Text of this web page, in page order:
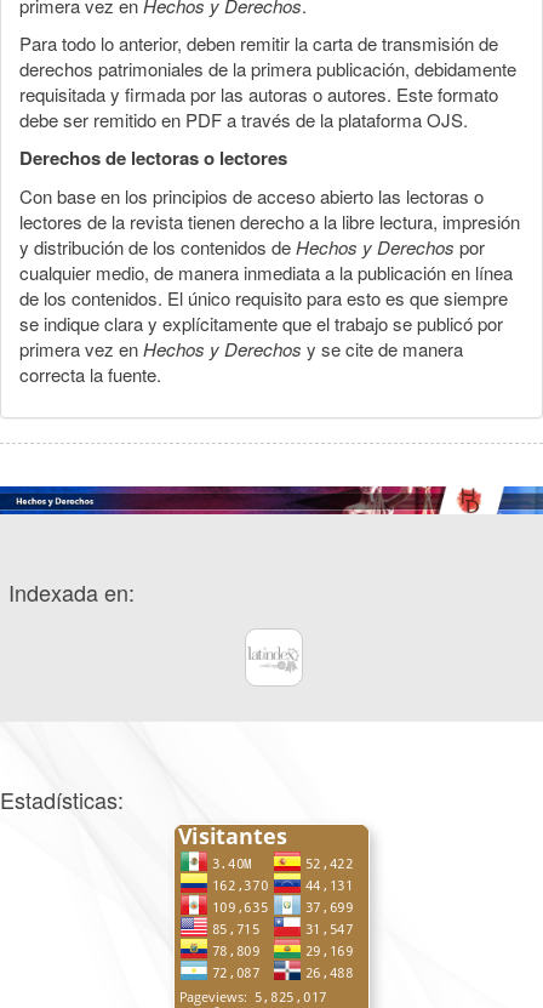
primera vez enHechos y Derechos.
Para todo lo anterior, deben remitir la carta de transmisión de
derechos patrimoniales de la primera publicación, debidamente
requisitada y firmada por las autoras o autores. Este formato
debe ser remitido en PDF a través de la plataforma OJS.
Derechos de lectoras o lectores
Con base en los principios de acceso abierto las lectoras o
lectores de la revista tienen derecho a la libre lectura, impresión
y distribución de los contenidos deHechos y Derechos por
cualquier medio, de manera inmediata a la publicación en línea
de los contenidos. El único requisito para esto es que siempre
se indique clara y explícitamente que el trabajo se publicó por
primera vez enHechos y Derechos y se cite de manera
correcta la fuente.
Indexada en:
Estadísticas: